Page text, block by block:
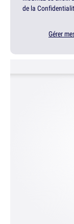
de la
Gérer